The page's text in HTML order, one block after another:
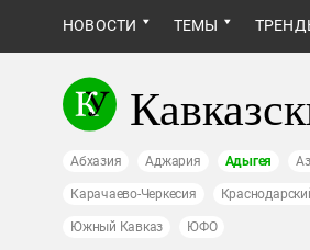
НОВОСТИ ТЕМЫ
Абхазия Аджария Адыгея
Карачаево-Черкесия
Южный Кавказ ЮФО